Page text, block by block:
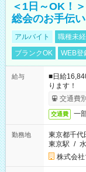
＜1日～OK！
総会のお手伝い
アルバイト 職種未
ブランクOK
WEB登
給与
■日給
ります！
交通費
交通費 一
勤務地
東京都千代
東京駅 /
株式会